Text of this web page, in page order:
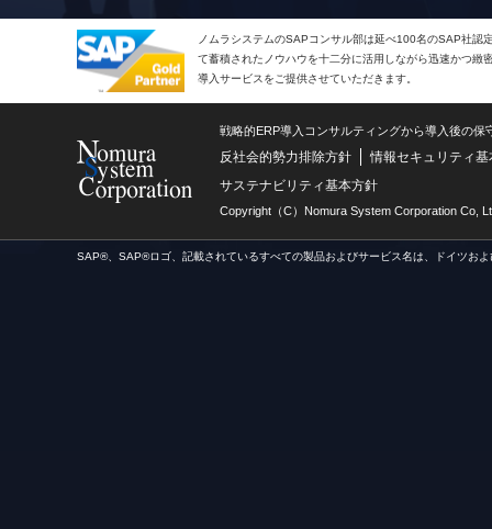
ノムラシステムのSAPコンサル部は延べ100名のSAP社認
て蓄積されたノウハウを十二分に活用しながら迅速かつ緻
導入サービスをご提供させていただきます。
戦略的ERP導入コンサルティングから導入後の
反社会的勢力排除方針
情報セキュリティ基
サステナビリティ基本方針
Copyright（C）Nomura System Corporation Co,
SAP®、SAP®ロゴ、記載されているすべての製品およびサービス名は、ドイツお